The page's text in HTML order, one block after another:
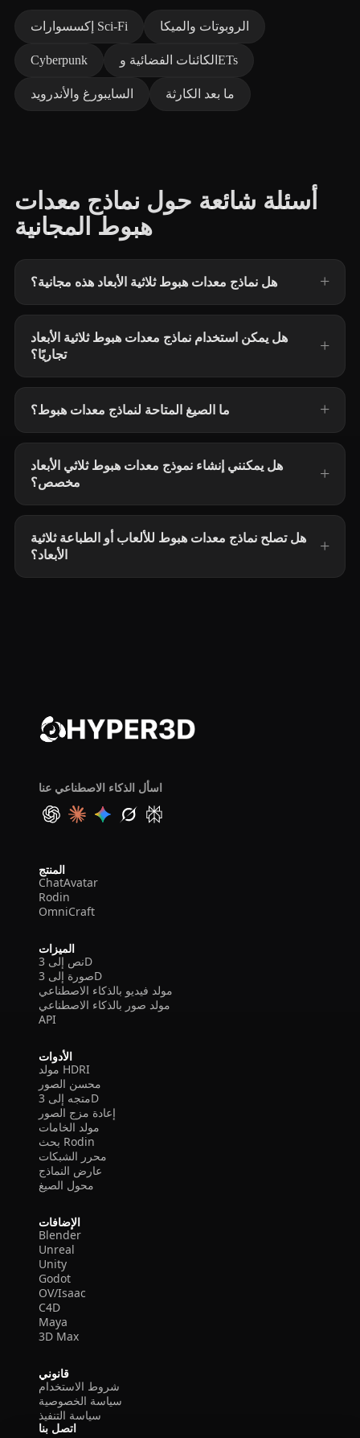
إكسسوارات Sci‑Fi الروبوتات والميكا
Cyberpunk الكائنات الفضائية وETs
السايبورغ والأندرويد ما بعد الكارثة
أسئلة شائعة حول نماذج معدات
هبوط المجانية
هل نماذج معدات هبوط ثلاثية الأبعاد هذه مجانية؟
هل يمكن استخدام نماذج معدات هبوط ثلاثية الأبعاد
تجاريًا؟
ما الصيغ المتاحة لنماذج معدات هبوط؟
هل يمكنني إنشاء نموذج معدات هبوط ثلاثي الأبعاد
مخصص؟
هل تصلح نماذج معدات هبوط للألعاب أو الطباعة ثلاثية
الأبعاد؟
اسأل الذكاء الاصطناعي عنا
المنتج
ChatAvatar
Rodin
OmniCraft
الميزات
نص إلى 3D
صورة إلى 3D
مولد فيديو بالذكاء الاصطناعي
مولد صور بالذكاء الاصطناعي
API
الأدوات
مولد HDRI
محسن الصور
متجه إلى 3D
إعادة مزج الصور
مولد الخامات
بحث Rodin
محرر الشبكات
عارض النماذج
محول الصيغ
الإضافات
Blender
Unreal
Unity
Godot
OV/Isaac
C4D
Maya
3D Max
قانوني
شروط الاستخدام
سياسة الخصوصية
سياسة التنفيذ
اتصل بنا